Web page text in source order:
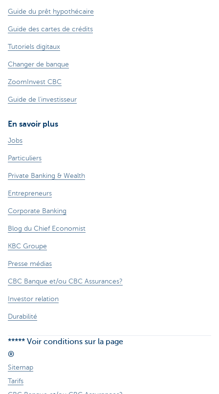
Guide du prêt hypothécaire
Guide des cartes de crédits
Tutoriels digitaux
Changer de banque
ZoomInvest CBC
Guide de l'investisseur
En savoir plus
Jobs
Particuliers
Private Banking & Wealth
Entrepreneurs
Corporate Banking
Blog du Chief Economist
KBC Groupe
Presse médias
CBC Banque et/ou CBC Assurances?
Investor relation
Durabilité
***** Voir conditions sur la page
®
Sitemap
Tarifs